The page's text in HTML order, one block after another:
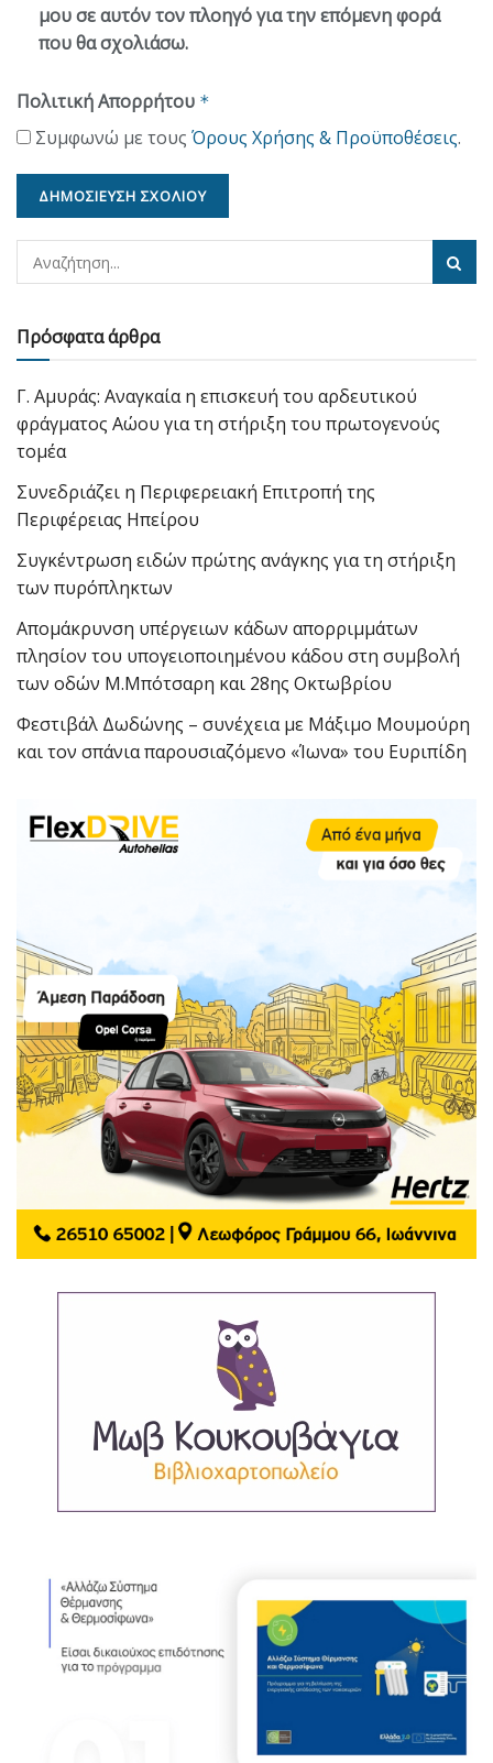
μου σε αυτόν τον πλοηγό για την επόμενη φορά
που θα σχολιάσω.
Πολιτική Απορρήτου *
Συμφωνώ με τους Όρους Χρήσης & Προϋποθέσεις.
Πρόσφατα άρθρα
Γ. Αμυράς: Αναγκαία η επισκευή του αρδευτικού
φράγματος Αώου για τη στήριξη του πρωτογενούς
τομέα
Συνεδριάζει η Περιφερειακή Επιτροπή της
Περιφέρειας Ηπείρου
Συγκέντρωση ειδών πρώτης ανάγκης για τη στήριξη
των πυρόπληκτων
Απομάκρυνση υπέργειων κάδων απορριμμάτων
πλησίον του υπογειοποιημένου κάδου στη συμβολή
των οδών Μ.Μπότσαρη και 28ης Οκτωβρίου
Φεστιβάλ Δωδώνης – συνέχεια με Μάξιμο Μουμούρη
και τον σπάνια παρουσιαζόμενο «Ίωνα» του Ευριπίδη